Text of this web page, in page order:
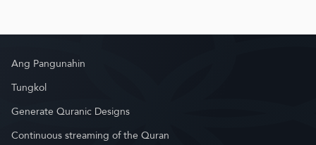
Ang Pangunahin
Tungkol
Generate Quranic Designs
Continuous streaming of the Quran